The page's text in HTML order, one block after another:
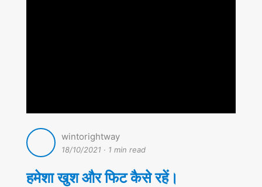
wintorightway
18/10/2021 · 1 min read
हमेशा खुश और फिट कैसे रहें।